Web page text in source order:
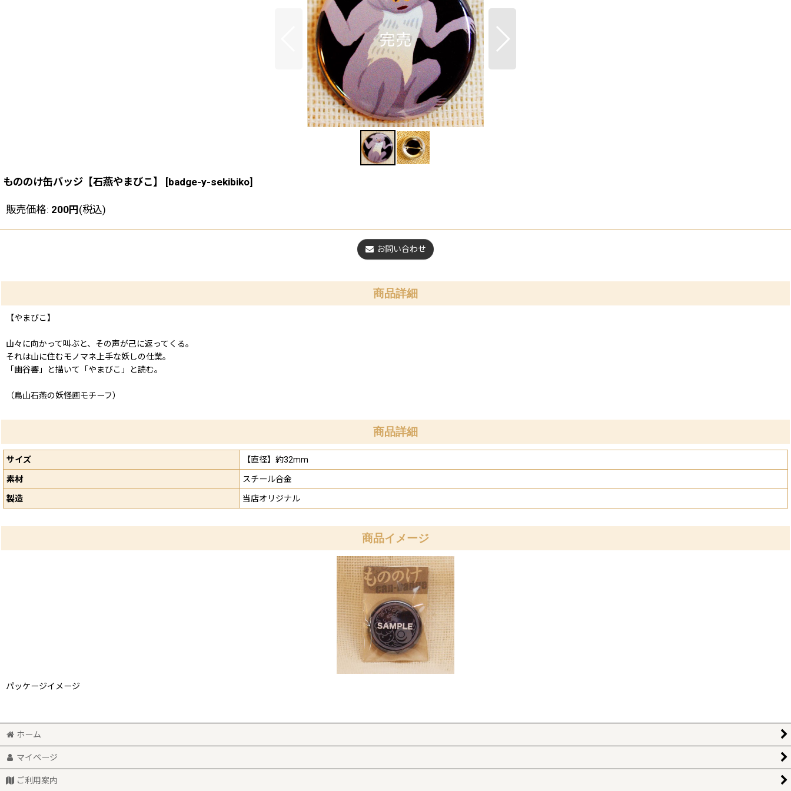
もののけ缶バッジ【石燕やまびこ】 [badge-y-sekibiko]
販売価格: 200円 (税込)
お問い合わせ
商品詳細
【やまびこ】
山々に向かって叫ぶと、その声が己に返ってくる。
それは山に住むモノマネ上手な妖しの仕業。
「幽谷響」と描いて「やまびこ」と読む。
（鳥山石燕の妖怪画モチーフ）
商品詳細
サイズ 【直径】約32mm
素材 スチール合金
製造 当店オリジナル
商品イメージ
パッケージイメージ
ホーム
マイページ
ご利用案内